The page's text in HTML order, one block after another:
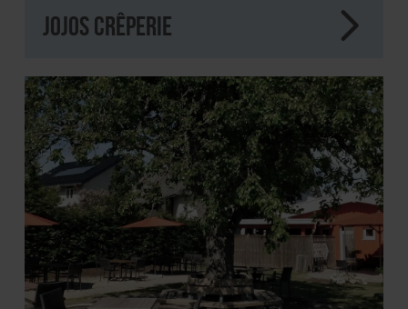
JoJos Crêperie